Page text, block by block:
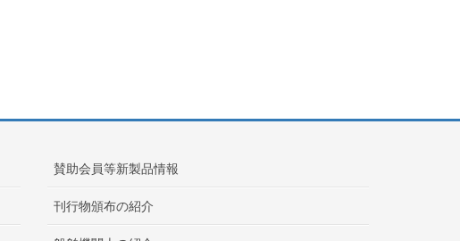
賛助会員等新製品情報
刊行物頒布の紹介